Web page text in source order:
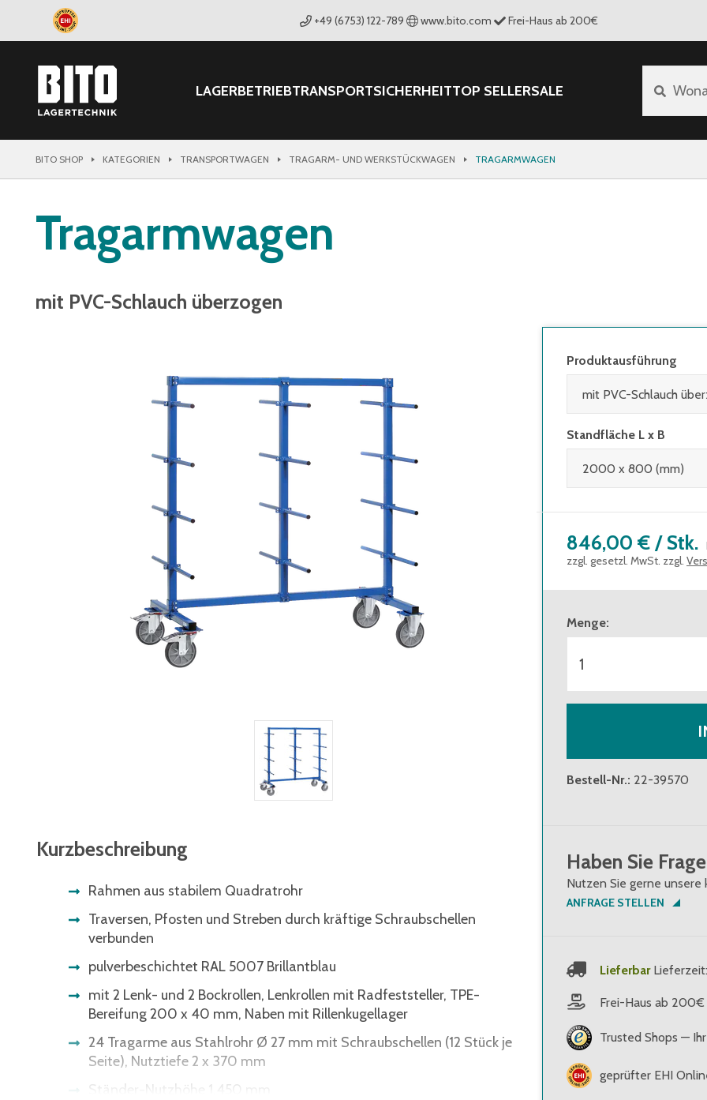
+49 (6753) 122-789 www.bito.com Frei-Haus ab 200€
LAGERBETRIEBTRANSPORTSICHERHEITTOP SELLERSALE
BITO SHOP KATEGORIEN TRANSPORTWAGEN TRAGARM- UND WERKSTÜCKWAGEN TRAGARMWAGEN
Tragarmwagen
mit PVC-Schlauch überzogen
Kurzbeschreibung
Rahmen aus stabilem Quadratrohr
Traversen, Pfosten und Streben durch kräftige Schraubschellen
verbunden
pulverbeschichtet RAL 5007 Brillantblau
mit 2 Lenk- und 2 Bockrollen, Lenkrollen mit Radfeststeller, TPE-
Bereifung 200 x 40 mm, Naben mit Rillenkugellager
24 Tragarme aus Stahlrohr Ø 27 mm mit Schraubschellen (12 Stück je
Seite), Nutztiefe 2 x 370 mm
Ständer-Nutzhöhe 1.450 mm
Produktausführung
Standfläche L x B
846,00 € / Stk.
zzgl. gesetzl. MwSt. zzgl.
Menge:
Bestell-Nr.: 22-39570
Haben Sie
Nutzen Sie gerne unsere
ANFRAGE STELLEN
Lieferbar
Frei-Haus ab 200€
Trusted Shops —
geprüfter EHI